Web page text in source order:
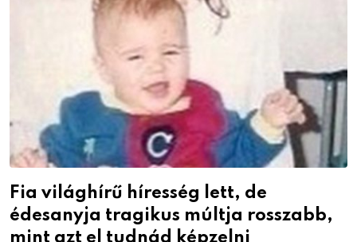
Fia világhírű híresség lett, de
édesanyja tragikus múltja rosszabb,
mint azt el tudnád képzelni